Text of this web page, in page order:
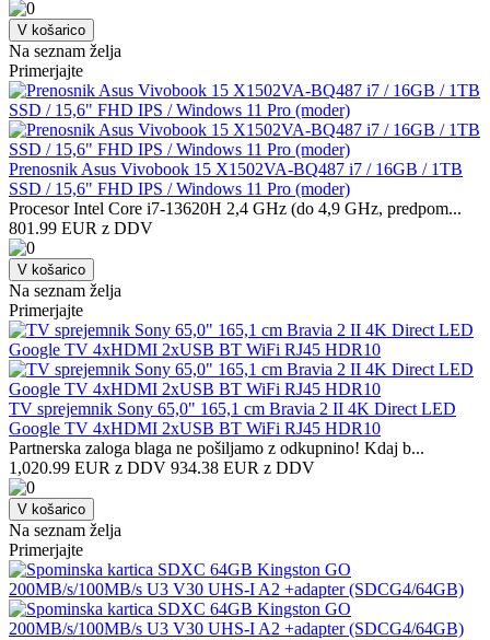
V košarico
Na seznam želja
Primerjajte
Prenosnik Asus Vivobook 15 X1502VA-BQ487 i7 / 16GB / 1TB
SSD / 15,6" FHD IPS / Windows 11 Pro (moder)
Procesor Intel Core i7-13620H 2,4 GHz (do 4,9 GHz, predpom...
801.99 EUR z DDV
V košarico
Na seznam želja
Primerjajte
TV sprejemnik Sony 65,0" 165,1 cm Bravia 2 II 4K Direct LED
Google TV 4xHDMI 2xUSB BT WiFi RJ45 HDR10
Partnerska zaloga blaga ne pošiljamo z odkupnino! ​Kdaj b...
1,020.99 EUR z DDV 934.38 EUR z DDV
V košarico
Na seznam želja
Primerjajte